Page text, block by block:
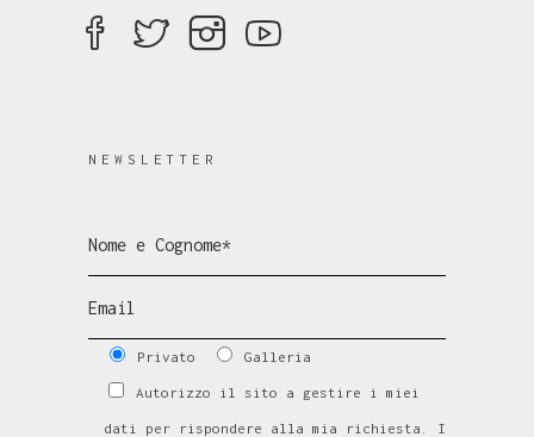
NEWSLETTER
Privato Galleria
Autorizzo il sito a gestire i miei
dati per rispondere alla mia richiesta. I